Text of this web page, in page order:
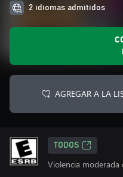
2 idiomas admitidos
AGREGAR A LA
TODOS
Violencia moderada